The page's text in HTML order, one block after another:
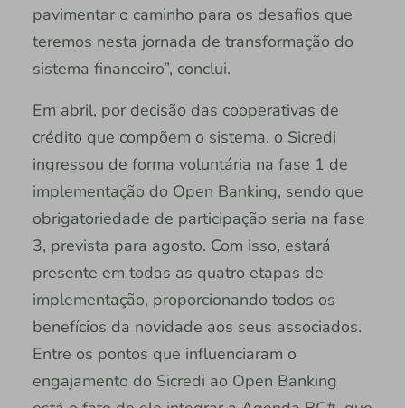
pavimentar o caminho para os desafios que
teremos nesta jornada de transformação do
sistema financeiro”, conclui.
Em abril, por decisão das cooperativas de
crédito que compõem o sistema, o Sicredi
ingressou de forma voluntária na fase 1 de
implementação do Open Banking, sendo que
obrigatoriedade de participação seria na fase
3, prevista para agosto. Com isso, estará
presente em todas as quatro etapas de
implementação, proporcionando todos os
benefícios da novidade aos seus associados.
Entre os pontos que influenciaram o
engajamento do Sicredi ao Open Banking